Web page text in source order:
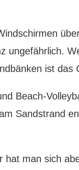
ungefährlich.
ist das
Beach-
Sandstrand
hat man sich